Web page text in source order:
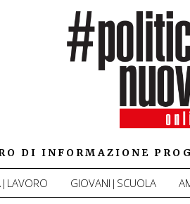
DI INFORMAZIONE
GIOVANI|SCUOLA